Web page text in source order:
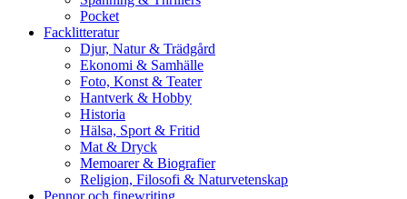
Pocket
Facklitteratur
Djur, Natur & Trädgård
Ekonomi & Samhälle
Foto, Konst & Teater
Hantverk & Hobby
Historia
Hälsa, Sport & Fritid
Mat & Dryck
Memoarer & Biografier
Religion, Filosofi & Naturvetenskap
Pennor och finewriting